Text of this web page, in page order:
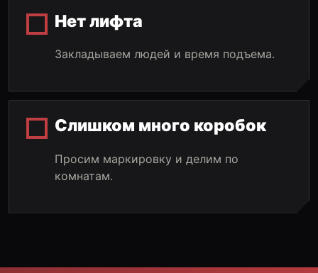
Нет лифта
Закладываем людей и время подъема.
Слишком много коробок
Просим маркировку и делим по
комнатам.